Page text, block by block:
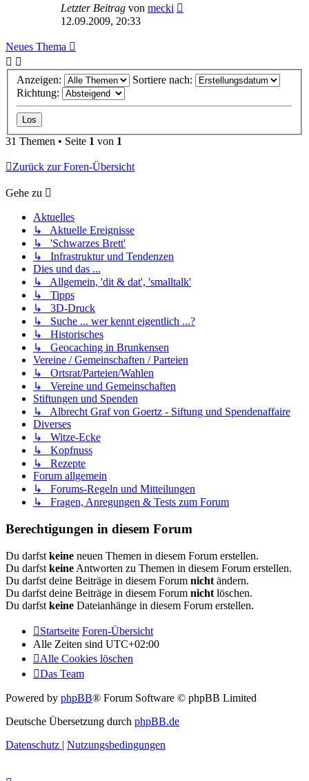
Letzter Beitrag von mecki
12.09.2009, 20:33
Neues Thema
Anzeigen:
Sortiere nach:
Richtung:
31 Themen • Seite 1 von 1
Zurück zur Foren-Übersicht
Gehe zu
Aktuelles
↳ Aktuelle Ereignisse
↳ 'Schwarzes Brett'
↳ Infrastruktur und Tendenzen
Dies und das ...
↳ Allgemein, 'dit & dat', 'smalltalk'
↳ Tipps
↳ 3D-Druck
↳ Suche ... wer kennt eigentlich ...?
↳ Historisches
↳ Geocaching in Brunkensen
Vereine / Gemeinschaften / Parteien
↳ Ortsrat/Parteien/Wahlen
↳ Vereine und Gemeinschaften
Stiftungen und Spenden
↳ Albrecht Graf von Goertz - Siftung und Spendenaffaire
Diverses
↳ Witze-Ecke
↳ Kopfnuss
↳ Rezepte
Forum allgemein
↳ Forums-Regeln und Mitteilungen
↳ Fragen, Anregungen & Tests zum Forum
Berechtigungen in diesem Forum
Du darfst keine neuen Themen in diesem Forum erstellen.
Du darfst keine Antworten zu Themen in diesem Forum erstellen.
Du darfst deine Beiträge in diesem Forum nicht ändern.
Du darfst deine Beiträge in diesem Forum nicht löschen.
Du darfst keine Dateianhänge in diesem Forum erstellen.
Startseite Foren-Übersicht
Alle Zeiten sind UTC+02:00
Alle Cookies löschen
Das Team
Powered by phpBB® Forum Software © phpBB Limited
Deutsche Übersetzung durch phpBB.de
Datenschutz | Nutzungsbedingungen